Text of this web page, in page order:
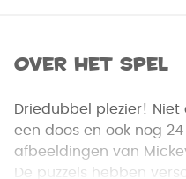
Over het spel
Driedubbel plezier! Niet
een doos en ook nog
afbeeldingen van
De puzzels hebben